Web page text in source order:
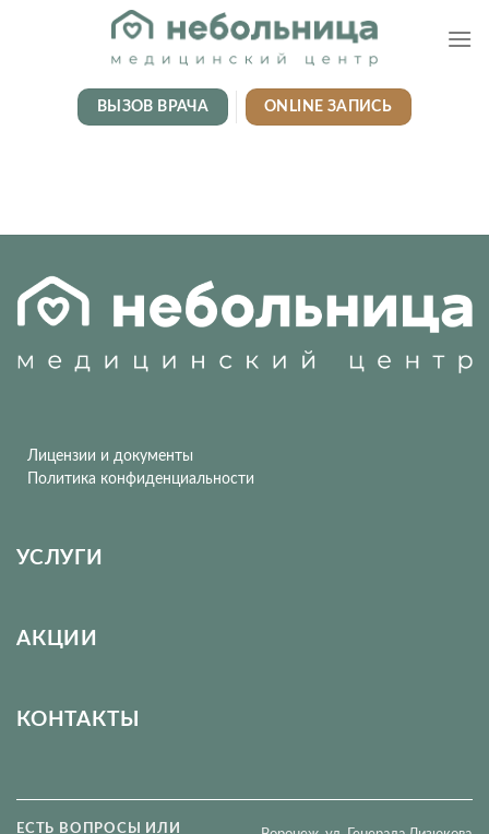
ВЫЗОВ ВРАЧА ONLINE ЗАПИСЬ
Лицензии и документы
Политика конфиденциальности
УСЛУГИ
АКЦИИ
КОНТАКТЫ
ЕСТЬ ВОПРОСЫ ИЛИ